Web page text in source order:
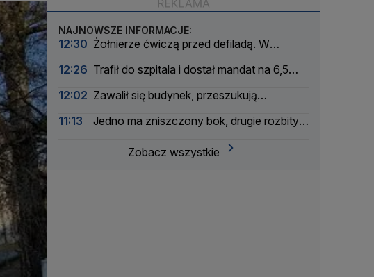
NAJNOWSZE INFORMACJE:
12:30 Żołnierze ćwiczą przed defiladą. W
12:26 Trafił do szpitala i dostał mandat na 6,5
12:02 Zawalił się budynek, przeszukują
11:13
Jedno ma zniszczony bok, drugie rozbity
Zobacz wszystkie